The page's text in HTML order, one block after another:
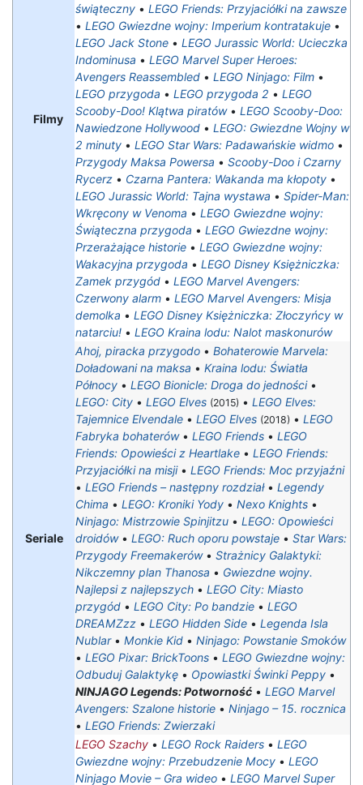
Filmy
świąteczny • LEGO Friends: Przyjaciółki na zawsze
• LEGO Gwiezdne wojny: Imperium kontratakuje •
LEGO Jack Stone • LEGO Jurassic World: Ucieczka
Indominusa • LEGO Marvel Super Heroes:
Avengers Reassembled • LEGO Ninjago: Film •
LEGO przygoda • LEGO przygoda 2 • LEGO
Scooby-Doo! Klątwa piratów• LEGO Scooby-Doo:
Nawiedzone Hollywood • LEGO: Gwiezdne Wojny w
2 minuty • LEGO Star Wars: Padawańskie widmo •
Przygody Maksa Powersa • Scooby-Doo i Czarny
Rycerz • Czarna Pantera: Wakanda ma kłopoty •
LEGO Jurassic World: Tajna wystawa • Spider-Man:
Wkręcony w Venoma • LEGO Gwiezdne wojny:
Świąteczna przygoda • LEGO Gwiezdne wojny:
Przerażające historie • LEGO Gwiezdne wojny:
Wakacyjna przygoda • LEGO Disney Księżniczka:
Zamek przygód • LEGO Marvel Avengers:
Czerwony alarm • LEGO Marvel Avengers: Misja
demolka • LEGO Disney Księżniczka: Złoczyńcy w
natarciu! • LEGO Kraina lodu: Nalot maskonurów
Seriale
Ahoj, piracka przygodo • Bohaterowie Marvela:
Doładowani na maksa • Kraina lodu: Światła
Północy • LEGO Bionicle: Droga do jedności•
LEGO: City • LEGO Elves (2015) • LEGO Elves:
Tajemnice Elvendale • LEGO Elves (2018) • LEGO
Fabryka bohaterów• LEGO Friends • LEGO
Friends: Opowieści z Heartlake • LEGO Friends:
Przyjaciółki na misji• LEGO Friends: Moc przyjaźni
• LEGO Friends – następny rozdział• Legendy
Chima • LEGO: Kroniki Yody • Nexo Knights •
Ninjago: Mistrzowie Spinjitzu • LEGO: Opowieści
droidów• LEGO: Ruch oporu powstaje • Star Wars:
Przygody Freemakerów• Strażnicy Galaktyki:
Nikczemny plan Thanosa • Gwiezdne wojny.
Najlepsi z najlepszych • LEGO City: Miasto
przygód‎ • LEGO City: Po bandzie • LEGO
DREAMZzz • LEGO Hidden Side • Legenda Isla
Nublar• Monkie Kid • Ninjago: Powstanie Smoków
• LEGO Pixar: BrickToons • LEGO Gwiezdne wojny:
Odbuduj Galaktykę • Opowiastki Świnki Peppy •
NINJAGO Legends: Potworność • LEGO Marvel
Avengers: Szalone historie • Ninjago – 15. rocznica
• LEGO Friends: Zwierzaki
LEGO Szachy • LEGO Rock Raiders • LEGO
Gwiezdne wojny: Przebudzenie Mocy • LEGO
Ninjago Movie – Gra wideo • LEGO Marvel Super